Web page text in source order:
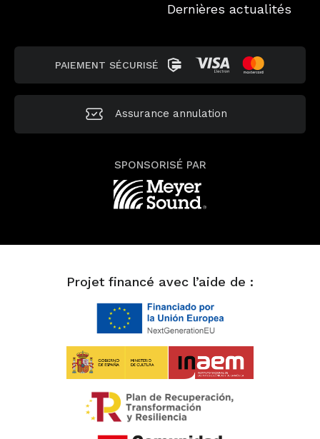
Dernières actualités
PAIEMENT SÉCURISÉ
Assurance annulation
SPONSORISÉ PAR
Projet financé avec l’aide de :